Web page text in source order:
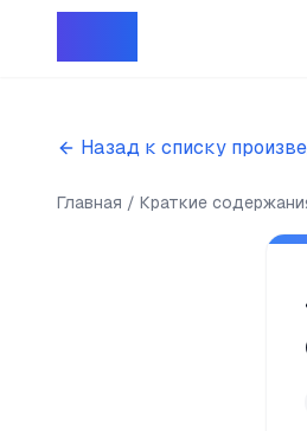
Назад к списку
Главная Краткие